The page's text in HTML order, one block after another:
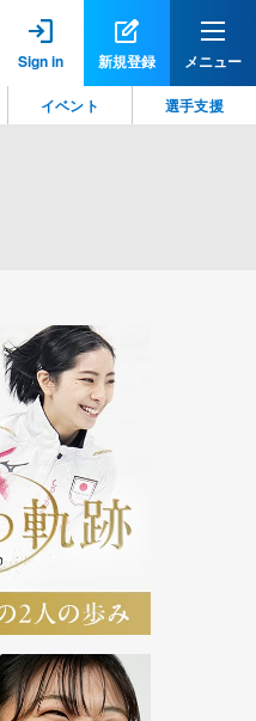
Sign in 新規登録 メニュー
イベント 選手支援